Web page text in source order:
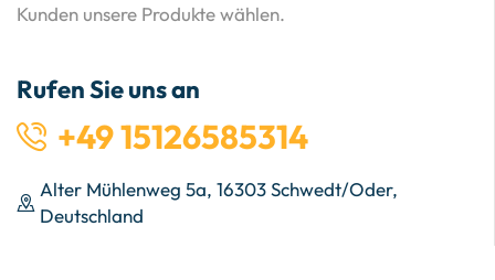
Kunden unsere Produkte wählen.
Rufen Sie uns an
+49 15126585314
Alter Mühlenweg 5a, 16303 Schwedt/Oder,
Deutschland